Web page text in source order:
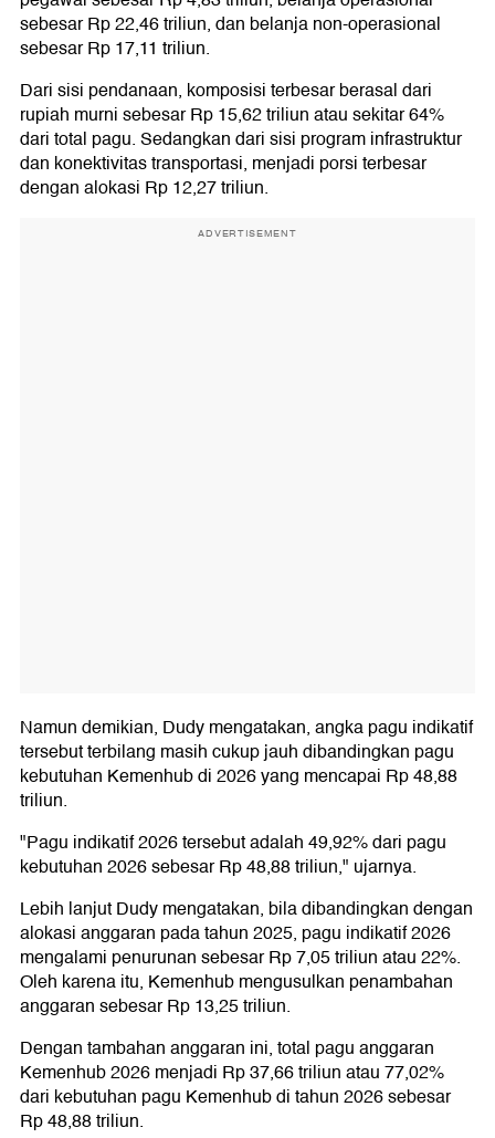
sebesar Rp 22,46 triliun, dan belanja non-operasional
sebesar Rp 17,11 triliun.
Dari sisi pendanaan, komposisi terbesar berasal dari
rupiah murni sebesar Rp 15,62 triliun atau sekitar 64%
dari total pagu. Sedangkan dari sisi program infrastruktur
dan konektivitas transportasi, menjadi porsi terbesar
dengan alokasi Rp 12,27 triliun.
ADVERTISEMENT
Namun demikian, Dudy mengatakan, angka pagu indikatif
tersebut terbilang masih cukup jauh dibandingkan pagu
kebutuhan Kemenhub di 2026 yang mencapai Rp 48,88
triliun.
"Pagu indikatif 2026 tersebut adalah 49,92% dari pagu
kebutuhan 2026 sebesar Rp 48,88 triliun," ujarnya.
Lebih lanjut Dudy mengatakan, bila dibandingkan dengan
alokasi anggaran pada tahun 2025, pagu indikatif 2026
mengalami penurunan sebesar Rp 7,05 triliun atau 22%.
Oleh karena itu, Kemenhub mengusulkan penambahan
anggaran sebesar Rp 13,25 triliun.
Dengan tambahan anggaran ini, total pagu anggaran
Kemenhub 2026 menjadi Rp 37,66 triliun atau 77,02%
dari kebutuhan pagu Kemenhub di tahun 2026 sebesar
Rp 48,88 triliun.